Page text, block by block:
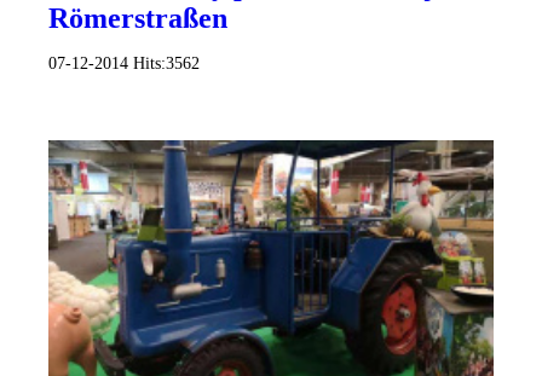
Römerstraßen
07-12-2014 Hits:3562